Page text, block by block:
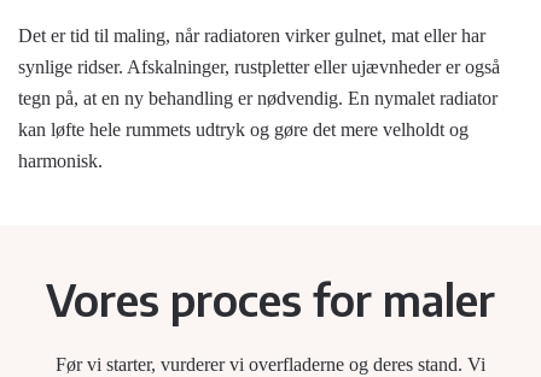
Det er tid til maling, når radiatoren virker gulnet, mat eller har
synlige ridser. Afskalninger, rustpletter eller ujævnheder er også
tegn på, at en ny behandling er nødvendig. En nymalet radiator
kan løfte hele rummets udtryk og gøre det mere velholdt og
harmonisk.
Vores proces for maler
Før vi starter, vurderer vi overfladerne og deres stand. Vi